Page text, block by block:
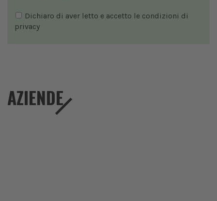
Dichiaro di aver letto e accetto le condizioni di
privacy
AZIENDE